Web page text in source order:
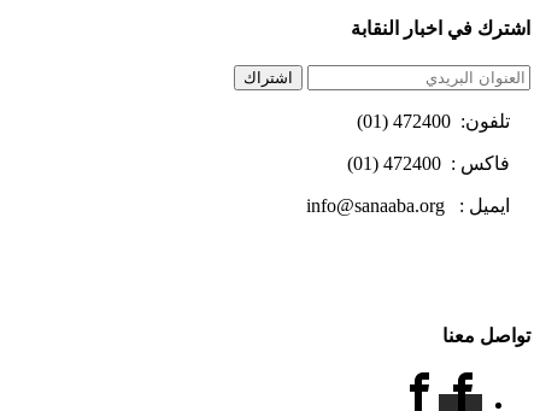
اشترك في اخبار النقابة
اشتراك
تلفون: 472400 (01)
فاكس : 472400 (01)
ايميل : info@sanaaba.org
تواصل معنا